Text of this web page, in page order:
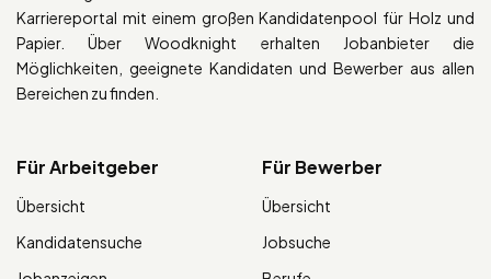
Karriereportal mit einem großen Kandidatenpool für Holz und
Papier. Über Woodknight erhalten Jobanbieter die
Möglichkeiten, geeignete Kandidaten und Bewerber aus allen
Bereichen zu finden.
Für Arbeitgeber
Übersicht
Kandidatensuche
Für Bewerber
Übersicht
Jobsuche